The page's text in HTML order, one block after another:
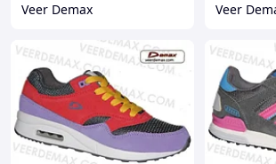
Veer Demax Veer